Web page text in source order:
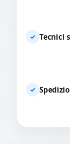
✓ Tecnici
✓